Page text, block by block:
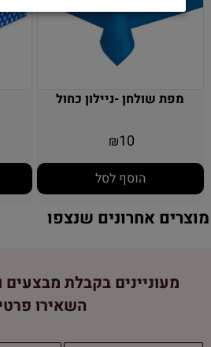
מפת שולחן -ניילון כחול
₪10
הוסף לסל
מוצרים אחרונים שנצפו
מעוניינים בקבלת מבצעים
השאירו